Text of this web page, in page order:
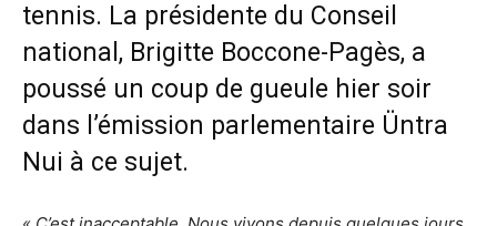
tennis. La présidente du Conseil
national, Brigitte Boccone-Pagès, a
poussé un coup de gueule hier soir
dans l’émission parlementaire Üntra
Nui à ce sujet.